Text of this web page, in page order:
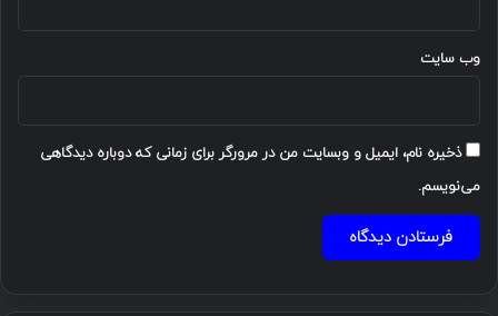
وب‌ سایت
ذخیره نام، ایمیل و وبسایت من در مرورگر برای زمانی که دوباره دیدگاهی
می‌نویسم.